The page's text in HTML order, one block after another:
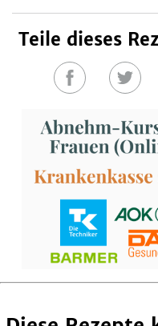
Teile dieses
Auf
teilen
Auf
teilen